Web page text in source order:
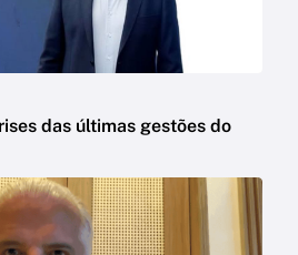
das últimas gestões do